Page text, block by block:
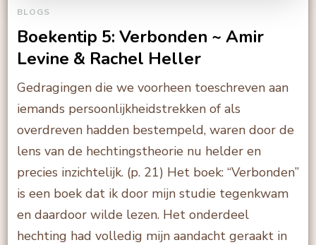
BLOGS
Boekentip 5: Verbonden ~ Amir
Levine & Rachel Heller
Gedragingen die we voorheen toeschreven aan
iemands persoonlijkheidstrekken of als
overdreven hadden bestempeld, waren door de
lens van de hechtingstheorie nu helder en
precies inzichtelijk. (p. 21) Het boek: “Verbonden”
is een boek dat ik door mijn studie tegenkwam
en daardoor wilde lezen. Het onderdeel
hechting had volledig mijn aandacht geraakt in